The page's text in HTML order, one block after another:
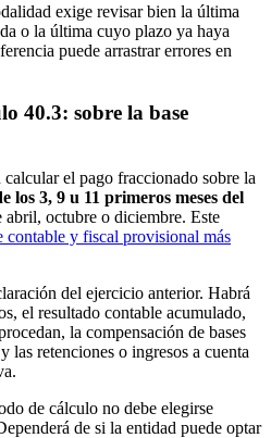
exige revisar bien la última
o la última cuyo plazo ya haya
puede arrastrar errores en
40.3: sobre la base
el pago fraccionado sobre la
los 3, 9 u 11 primeros meses del
abril, octubre o diciembre. Este
contable y fiscal provisional más
del ejercicio anterior. Habrá
el resultado contable acumulado,
la compensación de bases
las retenciones o ingresos a cuenta
de cálculo no debe elegirse
de si la entidad puede optar